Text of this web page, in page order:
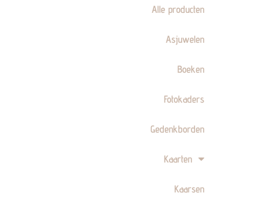
Alle producten
Asjuwelen
Boeken
Fotokaders
Gedenkborden
Kaarten
Kaarsen